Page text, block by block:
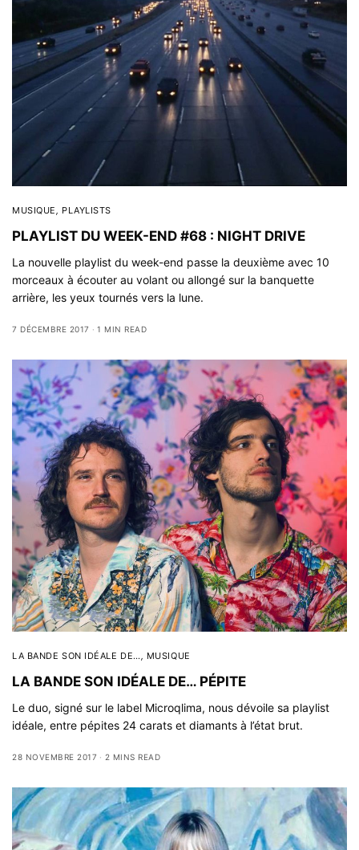
MUSIQUE, PLAYLISTS
PLAYLIST DU WEEK-END #68 : NIGHT DRIVE
La nouvelle playlist du week-end passe la deuxième avec 10
morceaux à écouter au volant ou allongé sur la banquette
arrière, les yeux tournés vers la lune.
7 DÉCEMBRE 2017 1 MIN READ
LA BANDE SON IDÉALE DE…, MUSIQUE
LA BANDE SON IDÉALE DE… PÉPITE
Le duo, signé sur le label Microqlima, nous dévoile sa playlist
idéale, entre pépites 24 carats et diamants à l’état brut.
28 NOVEMBRE 2017 2 MINS READ